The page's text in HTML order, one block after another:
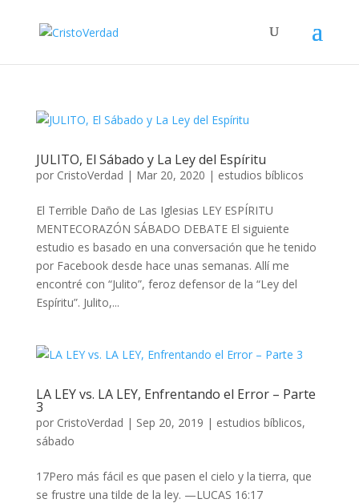
JULITO, El Sábado y La Ley del Espíritu
por CristoVerdad | Mar 20, 2020 | estudios bíblicos
El Terrible Daño de Las Iglesias LEY ESPÍRITU
MENTECORAZÓN SÁBADO DEBATE El siguiente
estudio es basado en una conversación que he tenido
por Facebook desde hace unas semanas. Allí me
encontré con “Julito”, feroz defensor de la “Ley del
Espíritu”. Julito,...
LA LEY vs. LA LEY, Enfrentando el Error – Parte
3
por CristoVerdad | Sep 20, 2019 | estudios bíblicos,
sábado
17Pero más fácil es que pasen el cielo y la tierra, que
se frustre una tilde de la ley. —LUCAS 16:17